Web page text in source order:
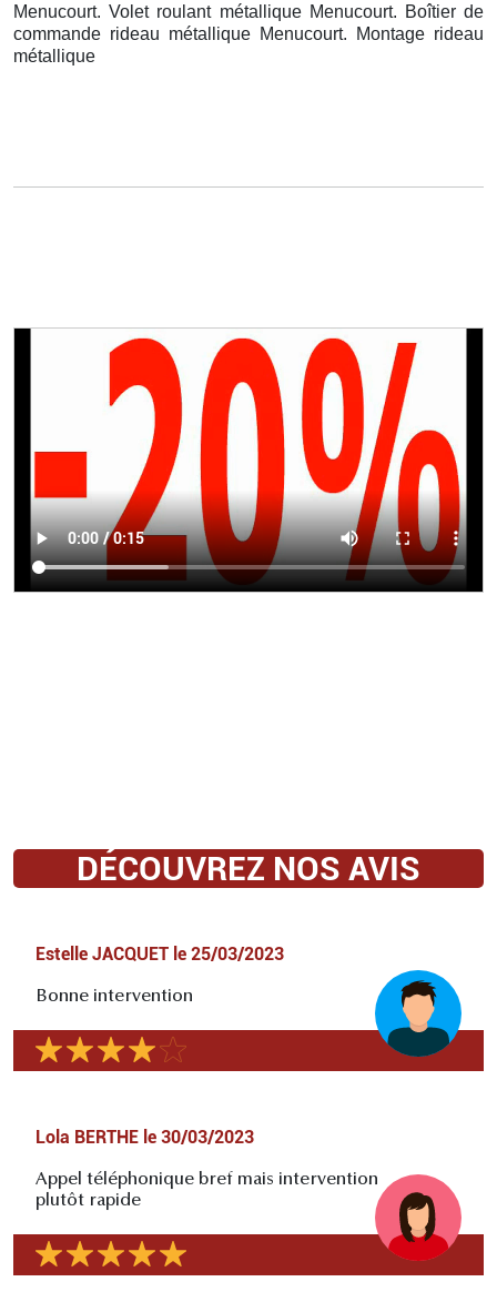
Menucourt. Volet roulant métallique Menucourt. Boîtier de
commande rideau métallique Menucourt. Montage rideau
métallique
DÉCOUVREZ NOS AVIS
Estelle JACQUET le 25/03/2023
Bonne intervention
Lola BERTHE le 30/03/2023
Appel téléphonique bref mais intervention
plutôt rapide